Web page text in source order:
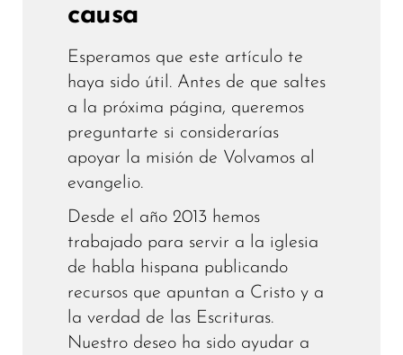
causa
Esperamos que este artículo te
haya sido útil. Antes de que saltes
a la próxima página, queremos
preguntarte si considerarías
apoyar la misión de Volvamos al
evangelio.
Desde el año 2013 hemos
trabajado para servir a la iglesia
de habla hispana publicando
recursos que apuntan a Cristo y a
la verdad de las Escrituras.
Nuestro deseo ha sido ayudar a